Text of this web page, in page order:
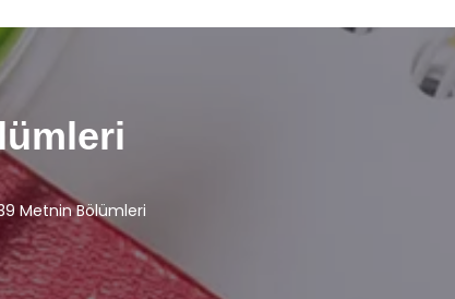
Metnin Bölümleri